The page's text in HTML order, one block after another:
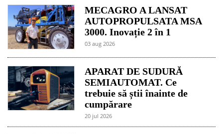
MECAGRO A LANSAT
AUTOPROPULSATA MSA
3000. Inovație 2 în 1
03 aug 2026
APARAT DE SUDURĂ
SEMIAUTOMAT. Ce
trebuie să știi înainte de
cumpărare
20 jul 2026